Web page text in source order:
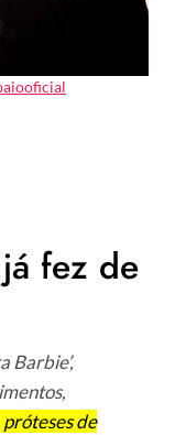
fez de
Barbie’,
de